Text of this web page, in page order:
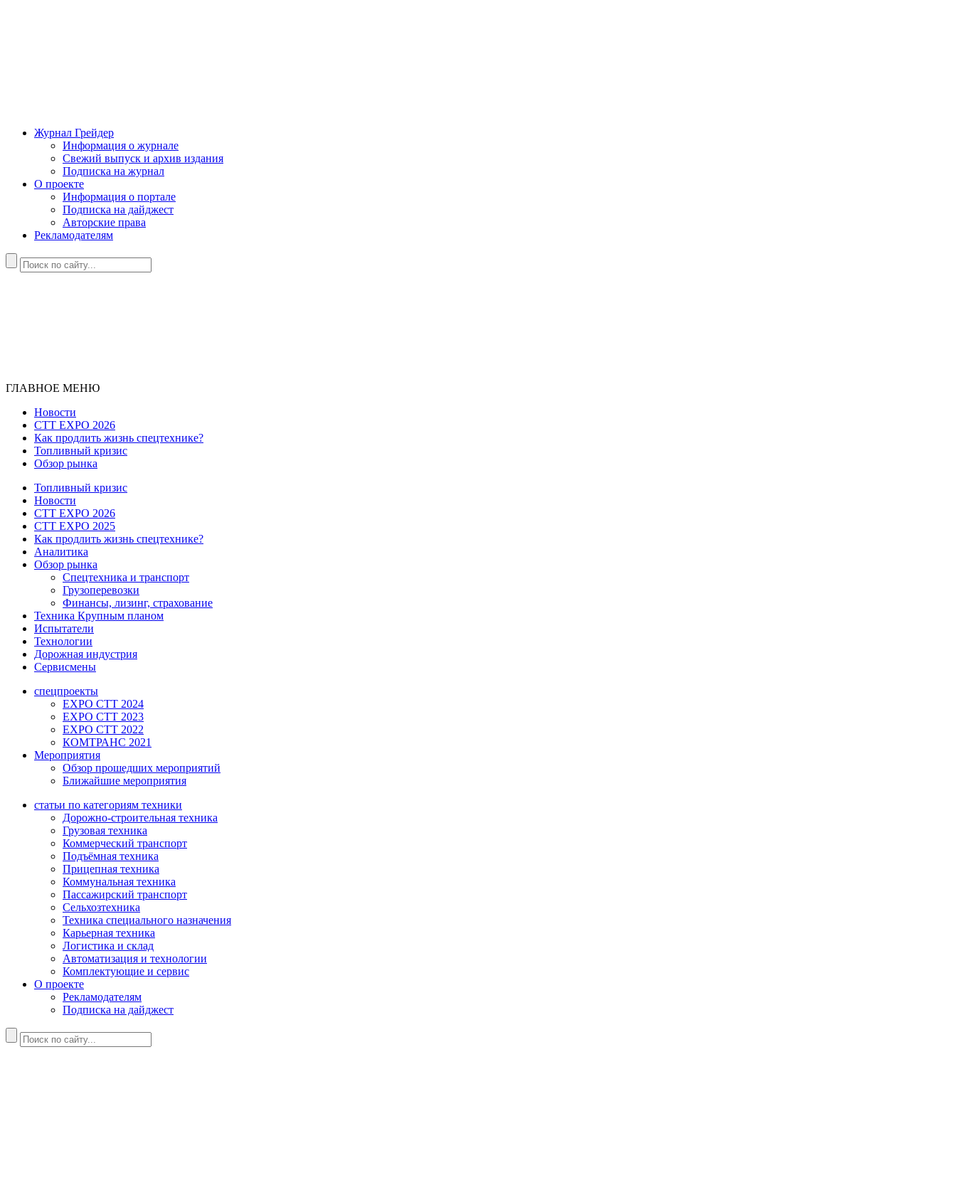
Журнал Грейдер
Информация о журнале
Свежий выпуск и архив издания
Подписка на журнал
О проекте
Информация о портале
Подписка на дайджест
Авторские права
Рекламодателям
ГЛАВНОЕ МЕНЮ
Новости
CTT EXPO 2026
Как продлить жизнь спецтехнике?
Топливный кризис
Обзор рынка
Топливный кризис
Новости
CTT EXPO 2026
CTT EXPO 2025
Как продлить жизнь спецтехнике?
Аналитика
Обзор рынка
Спецтехника и транспорт
Грузоперевозки
Финансы, лизинг, страхование
Техника Крупным планом
Испытатели
Технологии
Дорожная индустрия
Сервисмены
спецпроекты
EXPO CTT 2024
EXPO CTT 2023
EXPO CTT 2022
КОМТРАНС 2021
Мероприятия
Обзор прошедших мероприятий
Ближайшие мероприятия
статьи по категориям техники
Дорожно-строительная техника
Грузовая техника
Коммерческий транспорт
Подъёмная техника
Прицепная техника
Коммунальная техника
Пассажирский транспорт
Сельхозтехника
Техника специального назначения
Карьерная техника
Логистика и склад
Автоматизация и технологии
Комплектующие и сервис
О проекте
Рекламодателям
Подписка на дайджест